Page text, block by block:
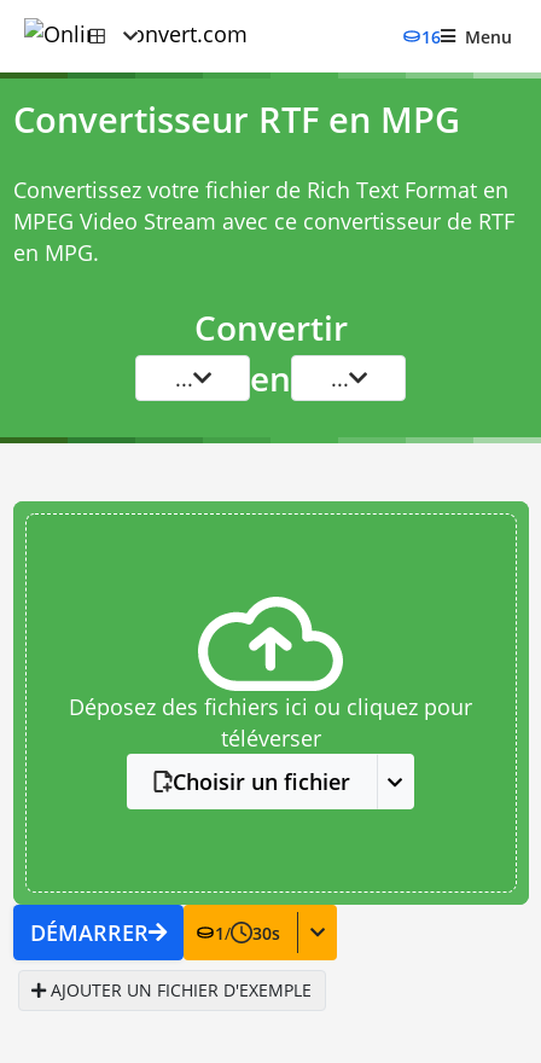
16 Menu
Convertisseur RTF en MPG
Convertissez votre fichier de Rich Text Format en
MPEG Video Stream avec ce convertisseur de RTF
en MPG.
Convertir
... en ...
Déposez des fichiers ici ou cliquez pour
téléverser
Choisir un fichier
DÉMARRER 1/ 30s
AJOUTER UN FICHIER D'EXEMPLE